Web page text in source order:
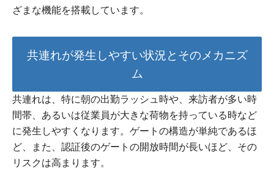
ざまな機能を搭載しています。
共連れが発生しやすい状況とそのメカニズ
ム
共連れは、特に朝の出勤ラッシュ時や、来訪者が多い時
間帯、あるいは従業員が大きな荷物を持っている時など
に発生しやすくなります。ゲートの構造が単純であるほ
ど、また、認証後のゲートの開放時間が長いほど、その
リスクは高まります。